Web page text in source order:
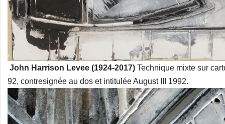
John Harrison Levee (1924-2017) Technique mixte sur
92, contresignée au dos et intitulée August III 1992.